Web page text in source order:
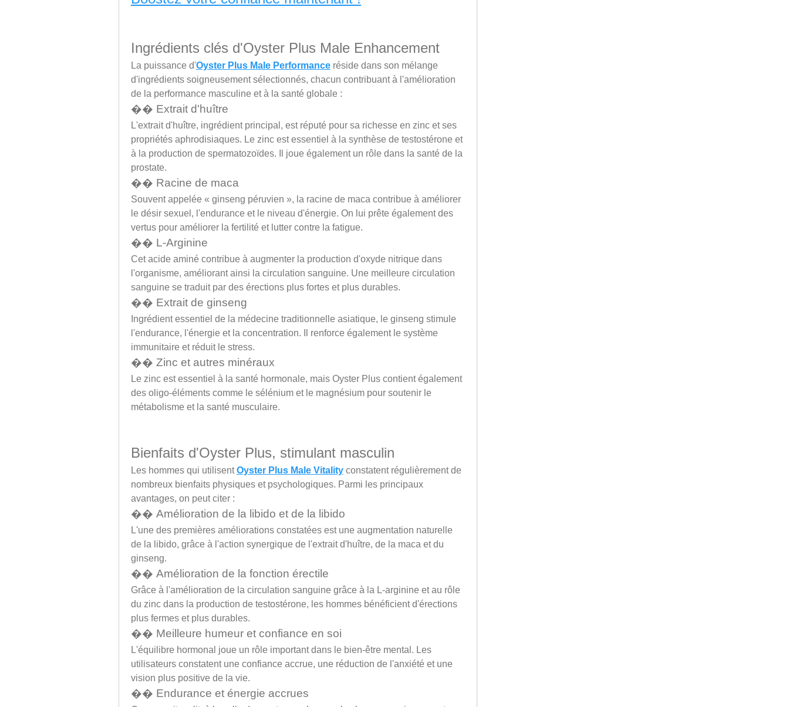
Ingrédients clés d'Oyster Plus Male Enhancement
La puissance d'Oyster Plus Male Performance réside dans son mélange
d'ingrédients soigneusement sélectionnés, chacun contribuant à l'amélioration
de la performance masculine et à la santé globale :
�� Extrait d'huître
L'extrait d'huître, ingrédient principal, est réputé pour sa richesse en zinc et ses
propriétés aphrodisiaques. Le zinc est essentiel à la synthèse de testostérone et
à la production de spermatozoïdes. Il joue également un rôle dans la santé de la
prostate.
�� Racine de maca
Souvent appelée « ginseng péruvien », la racine de maca contribue à améliorer
le désir sexuel, l'endurance et le niveau d'énergie. On lui prête également des
vertus pour améliorer la fertilité et lutter contre la fatigue.
�� L-Arginine
Cet acide aminé contribue à augmenter la production d'oxyde nitrique dans
l'organisme, améliorant ainsi la circulation sanguine. Une meilleure circulation
sanguine se traduit par des érections plus fortes et plus durables.
�� Extrait de ginseng
Ingrédient essentiel de la médecine traditionnelle asiatique, le ginseng stimule
l'endurance, l'énergie et la concentration. Il renforce également le système
immunitaire et réduit le stress.
�� Zinc et autres minéraux
Le zinc est essentiel à la santé hormonale, mais Oyster Plus contient également
des oligo-éléments comme le sélénium et le magnésium pour soutenir le
métabolisme et la santé musculaire.
Bienfaits d'Oyster Plus, stimulant masculin
Les hommes qui utilisent Oyster Plus Male Vitality constatent régulièrement de
nombreux bienfaits physiques et psychologiques. Parmi les principaux
avantages, on peut citer :
�� Amélioration de la libido et de la libido
L'une des premières améliorations constatées est une augmentation naturelle
de la libido, grâce à l'action synergique de l'extrait d'huître, de la maca et du
ginseng.
�� Amélioration de la fonction érectile
Grâce à l'amélioration de la circulation sanguine grâce à la L-arginine et au rôle
du zinc dans la production de testostérone, les hommes bénéficient d'érections
plus fermes et plus durables.
�� Meilleure humeur et confiance en soi
L'équilibre hormonal joue un rôle important dans le bien-être mental. Les
utilisateurs constatent une confiance accrue, une réduction de l'anxiété et une
vision plus positive de la vie.
�� Endurance et énergie accrues